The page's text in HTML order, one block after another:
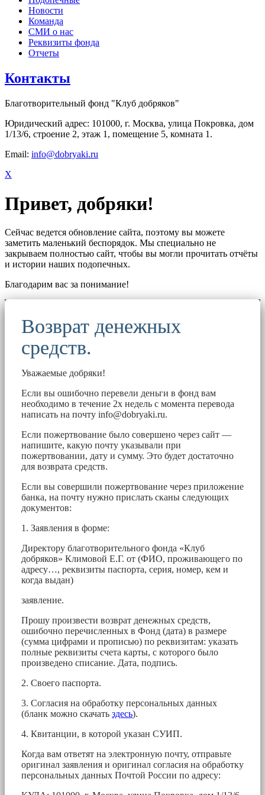
Новости
Команда
СМИ о нас
Реквизиты фонда
Отчеты
Контакты
Благотворительный фонд "Клуб добряков"
Юридический адрес: 101000, г. Москва, улица Покровка, дом
1/13/6, строение 2, этаж 1, помещение 5, комната 1.
Email: info@dobryaki.ru
X
Привет, добряки!
Сейчас ведется обновление сайта, поэтому вы можете
заметить маленький беспорядок. Мы специально не
закрываем полностью сайт, чтобы вы могли прочитать отчёты
и истории наших подопечных.
Благодарим вас за понимание!
Возврат денежных
средств.
Уважаемые добряки!
Если вы ошибочно перевели деньги в фонд вам
необходимо в течение 2х недель с момента перевода
написать на почту info@dobryaki.ru.
Если пожертвование было совершено через сайт —
напишите, какую почту указывали при
пожертвовании, дату и сумму. Это будет достаточно
для возврата средств.
Если вы совершили пожертвование через приложение
банка, на почту нужно прислать сканы следующих
документов:
1. Заявления в форме:
Директору благотворительного фонда «Клуб
добряков» Климовой Е.Г. от (ФИО, проживающего по
адресу…, реквизиты паспорта, серия, номер, кем и
когда выдан)
заявление.
Прошу произвести возврат денежных средств,
ошибочно перечисленных в Фонд (дата) в размере
(сумма цифрами и прописью) по реквизитам: указать
полные реквизиты счета карты, с которого было
произведено списание. Дата, подпись.
2. Своего паспорта.
3. Согласия на обработку персональных данных
(бланк можно скачать здесь).
4. Квитанции, в которой указан СУИП.
Когда вам ответят на электронную почту, отправьте
оригинал заявления и оригинал согласия на обработку
персональных данных Почтой России по адресу: